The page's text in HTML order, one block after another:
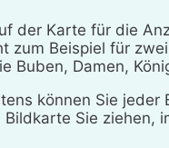
der Karte für die
zum Beispiel für
Buben, Damen,
können Sie
Sie ziehen,